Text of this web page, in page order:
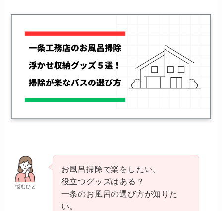
悩むひと
お風呂掃除で楽をしたい。
役立つグッズはある？
一条のお風呂の選び方が知りた
い。